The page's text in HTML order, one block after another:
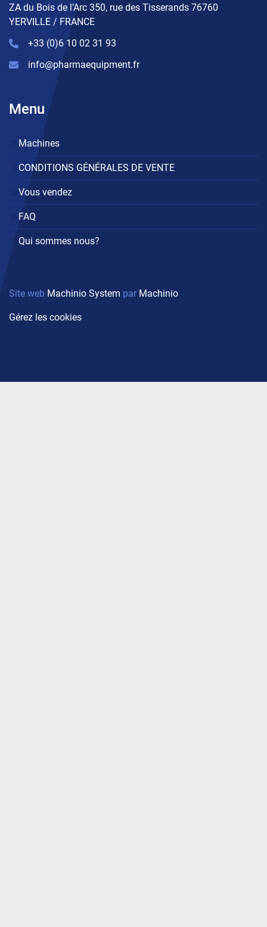
ZA du Bois de l’Arc 350, rue des Tisserands 76760
YERVILLE / FRANCE
+33 (0)6 10 02 31 93
info@pharmaequipment.fr
Menu
Machines
CONDITIONS GÉNÉRALES DE VENTE
Vous vendez
FAQ
Qui sommes nous?
Site web Machinio System par Machinio
Gérez les cookies